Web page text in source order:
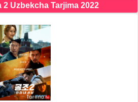
2 Uzbekcha Tarjima 2022